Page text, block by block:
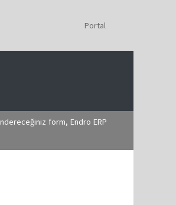
Portal
form, Endro ERP